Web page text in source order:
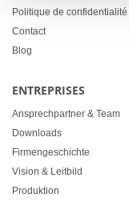
Politique de confidentialité
Contact
Blog
ENTREPRISES
Ansprechpartner & Team
Downloads
Firmengeschichte
Vision & Leitbild
Produktion